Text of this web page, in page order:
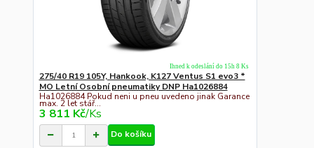
275/40 R19 105Y, Hankook, K127 Ventus S1 evo3 *
MO Letní Osobní pneumatiky DNP Ha1026884
Ha1026884 Pokud neni u pneu uvedeno jinak Garance
max. 2 let stář...
3 811 Kč/Ks
Ihned k odeslání do 15h 8 Ks
Do košíku